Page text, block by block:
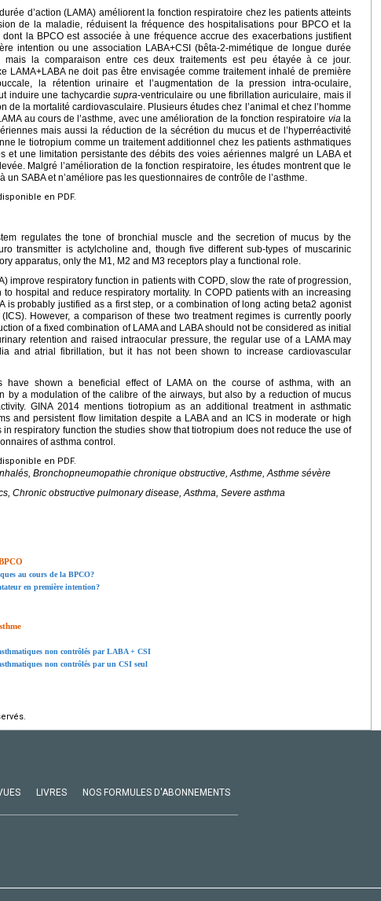
d’action (LAMA) améliorent la fonction respiratoire chez les patients atteints
de la maladie, réduisent la fréquence des hospitalisations pour BPCO et la
la BPCO est associée à une fréquence accrue des exacerbations justifient
intention ou une association LABA+CSI (bêta-2-mimétique de longue durée
mais la comparaison entre ces deux traitements est peu étayée à ce jour.
LAMA+LABA ne doit pas être envisagée comme traitement inhalé de première
la rétention urinaire et l’augmentation de la pression intra-oculaire,
induire une tachycardie supra-ventriculaire ou une fibrillation auriculaire, mais il
de la mortalité cardiovasculaire. Plusieurs études chez l’animal et chez l’homme
au cours de l’asthme, avec une amélioration de la fonction respiratoire viala
mais aussi la réduction de la sécrétion du mucus et de l’hyperréactivité
le tiotropium comme un traitement additionnel chez les patients asthmatiques
et une limitation persistante des débits des voies aériennes malgré un LABA et
Malgré l’amélioration de la fonction respiratoire, les études montrent que le
un SABA et n’améliore pas les questionnaires de contrôle de l’asthme.
en PDF.
regulates the tone of bronchial muscle and the secretion of mucus by the
transmitter is actylcholine and, though five different sub-types of muscarinic
apparatus, only the M1, M2 and M3 receptors play a functional role.
improve respiratory function in patients with COPD, slow the rate of progression,
hospital and reduce respiratory mortality. In COPD patients with an increasing
is probably justified as a first step, or a combination of long acting beta2 agonist
However, a comparison of these two treatment regimes is currently poorly
of a fixed combination of LAMA and LABA should not be considered as initial
retention and raised intraocular pressure, the regular use of a LAMA may
and atrial fibrillation, but it has not been shown to increase cardiovascular
have shown a beneficial effect of LAMA on the course of asthma, with an
by a modulation of the calibre of the airways, but also by a reduction of mucus
GINA 2014 mentions tiotropium as an additional treatment in asthmatic
and persistent flow limitation despite a LABA and an ICS in moderate or high
respiratory function the studies show that tiotropium does not reduce the use of
of asthma control.
en PDF.
Bronchopneumopathie chronique obstructive, Asthme, Asthme sévère
Chronic obstructive pulmonary disease, Asthma, Severe asthma
au cours de la BPCO?
en première intention?
non contrôlés par LABA + CSI
non contrôlés par un CSI seul
LIVRES NOS FORMULES D'ABONNEMENTS